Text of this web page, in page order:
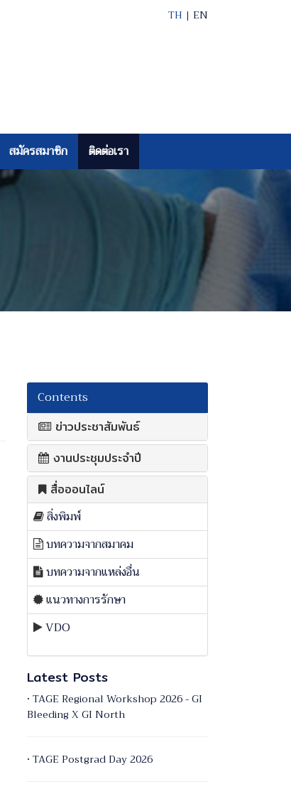
TH | EN
สมัครสมาชิก ติดต่อเรา
Contents
ข่าวประชาสัมพันธ์
งานประชุมประจำปี
สื่อออนไลน์
สิ่งพิมพ์
บทความจากสมาคม
บทความจากแหล่งอื่น
แนวทางการรักษา
VDO
Latest Posts
• TAGE Regional Workshop 2026 - GI
Bleeding X GI North
• TAGE Postgrad Day 2026